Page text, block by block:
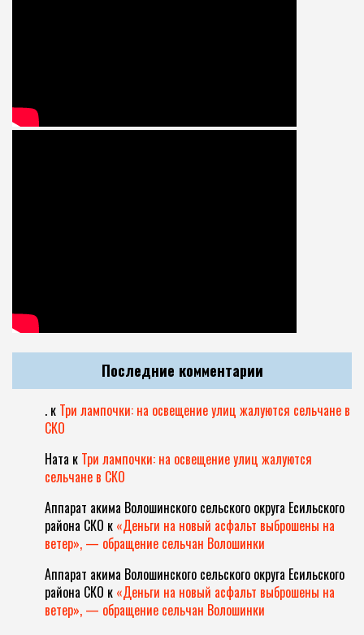
Последние комментарии
. к Три лампочки: на освещение улиц жалуются сельчане в
СКО
Ната к Три лампочки: на освещение улиц жалуются
сельчане в СКО
Аппарат акима Волошинского сельского округа Есильского
района СКО к «Деньги на новый асфальт выброшены на
ветер», — обращение сельчан Волошинки
Аппарат акима Волошинского сельского округа Есильского
района СКО к «Деньги на новый асфальт выброшены на
ветер», — обращение сельчан Волошинки